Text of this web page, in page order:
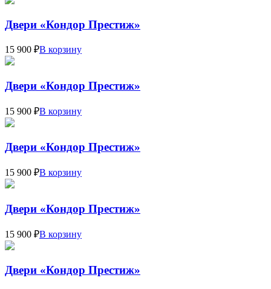
Двери «Кондор Престиж»
15 900 ₽В корзину
Двери «Кондор Престиж»
15 900 ₽В корзину
Двери «Кондор Престиж»
15 900 ₽В корзину
Двери «Кондор Престиж»
15 900 ₽В корзину
Двери «Кондор Престиж»